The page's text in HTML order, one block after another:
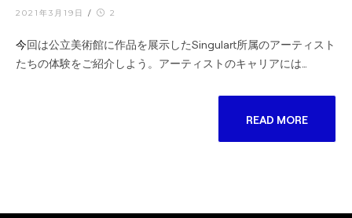
2021年3月19日 / 2
今回は公立美術館に作品を展示したSingulart所属のアーティスト
たちの体験をご紹介しよう。アーティストのキャリアには…
READ MORE